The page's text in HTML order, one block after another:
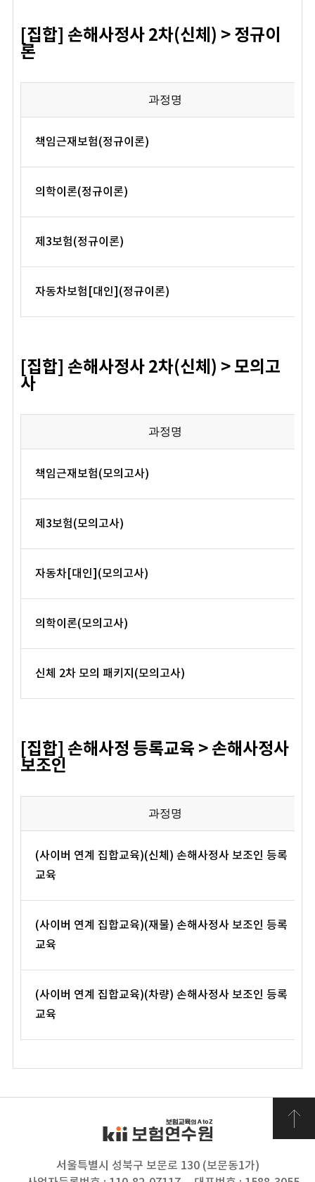
[집합] 손해사정사 2차(신체) > 정규이
론
과정명
책임근재보험(정규이론)
의학이론(정규이론)
제3보험(정규이론)
자동차보험[대인](정규이론)
[집합] 손해사정사 2차(신체) > 모의고
사
과정명
책임근재보험(모의고사)
제3보험(모의고사)
자동차[대인](모의고사)
의학이론(모의고사)
신체 2차 모의 패키지(모의고사)
[집합] 손해사정 등록교육 > 손해사정사
보조인
과정명
(사이버 연계 집합교육)(신체) 손해사정사 보조인 등록
교육
(사이버 연계 집합교육)(재물) 손해사정사 보조인 등록
교육
(사이버 연계 집합교육)(차량) 손해사정사 보조인 등록
교육
서울특별시 성북구 보문로 130 (보문동1가)